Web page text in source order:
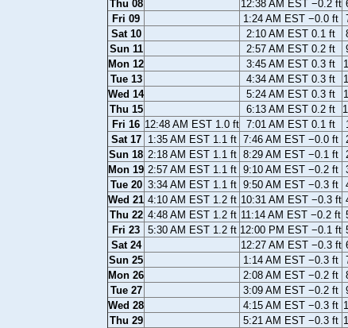
Thu 08
12:38 AM EST −0.2 ft
Fri 09
1:24 AM EST −0.0 ft
Sat 10
2:10 AM EST 0.1 ft
Sun 11
2:57 AM EST 0.2 ft
Mon 12
3:45 AM EST 0.3 ft
Tue 13
4:34 AM EST 0.3 ft
Wed 14
5:24 AM EST 0.3 ft
Thu 15
6:13 AM EST 0.2 ft
Fri 16 12:48 AM EST 1.0 ft 7:01 AM EST 0.1 ft
Sat 17
1:35 AM EST 1.1 ft 7:46 AM EST −0.0 ft
Sun 18 2:18 AM EST 1.1 ft 8:29 AM EST −0.1 ft
Mon 19 2:57 AM EST 1.1 ft 9:10 AM EST −0.2 ft
Tue 20 3:34 AM EST 1.1 ft 9:50 AM EST −0.3 ft
Wed 21 4:10 AM EST 1.2 ft 10:31 AM EST −0.3 ft
Thu 22 4:48 AM EST 1.2 ft 11:14 AM EST −0.2 ft
Fri 23
5:30 AM EST 1.2 ft 12:00 PM EST −0.1 ft
Sat 24
12:27 AM EST −0.3 ft
Sun 25
1:14 AM EST −0.3 ft
Mon 26
2:08 AM EST −0.2 ft
Tue 27
3:09 AM EST −0.2 ft
Wed 28
4:15 AM EST −0.3 ft
Thu 29
5:21 AM EST −0.3 ft